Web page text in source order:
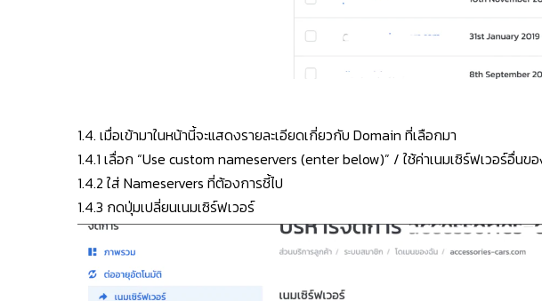
1.4. เมื่อเข้ามาในหน้านี้จะแสดงรายละเอียดเกี่ยวกับ Domain ที่เลือกมา
1.4.1 เลื่อก “Use custom nameservers (enter below)” / ใช้ค่าเนมเซิร์ฟเวอร์อื่
1.4.2 ใส่ Nameservers ที่ต้องการชี้ไป
1.4.3 กดปุ่มเปลี่ยนเนมเซิร์ฟเวอร์